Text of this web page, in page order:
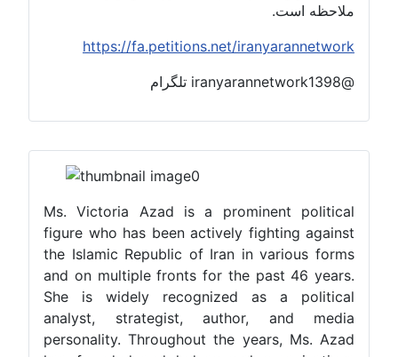
Ms. Victoria Azad is a prominent political
figure who has been actively fighting against
the Islamic Republic of Iran in various forms
and on multiple fronts for the past 46 years.
She is widely recognized as a political
analyst, strategist, author, and media
personality. Throughout the years, Ms. Azad
ملاحظه است.
https://fa.petitions.net/iranyarannetwork
@iranyarannetwork1398 تلگرام